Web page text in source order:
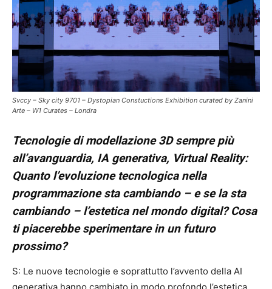
Svccy – Sky city 9701 – Dystopian Constuctions Exhibition curated by Zanini
Arte – W1 Curates – Londra
Tecnologie di modellazione 3D sempre più
all’avanguardia, IA generativa, Virtual Reality:
Quanto l’evoluzione tecnologica nella
programmazione sta cambiando – e se la sta
cambiando – l’estetica nel mondo digital? Cosa
ti piacerebbe sperimentare in un futuro
prossimo?
S: Le nuove tecnologie e soprattutto l’avvento della AI